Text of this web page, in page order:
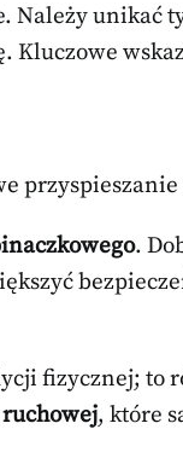
unikać
Kluczowe
przyspieszanie
.
fizycznej; to
, które